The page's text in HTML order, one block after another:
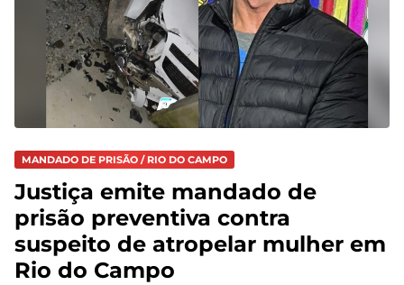
MANDADO DE PRISÃO / RIO DO CAMPO
Justiça emite mandado de
prisão preventiva contra
suspeito de atropelar mulher em
Rio do Campo